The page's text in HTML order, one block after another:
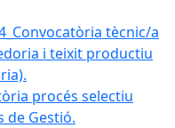
tècnic/a
i teixit productiu
procés selectiu
de Gestió.